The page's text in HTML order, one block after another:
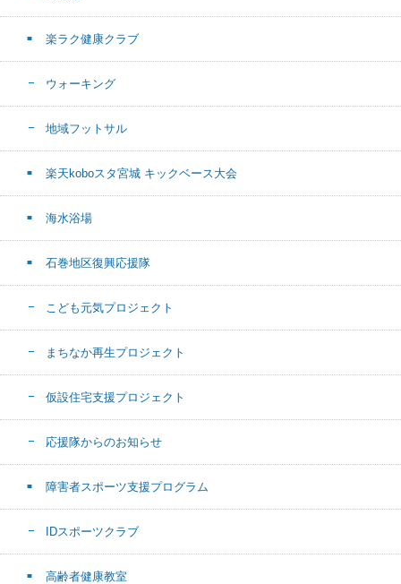
楽ラク健康クラブ
ウォーキング
地域フットサル
楽天koboスタ宮城 キックベース大会
海水浴場
石巻地区復興応援隊
こども元気プロジェクト
まちなか再生プロジェクト
仮設住宅支援プロジェクト
応援隊からのお知らせ
障害者スポーツ支援プログラム
IDスポーツクラブ
高齢者健康教室